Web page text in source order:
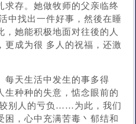
求存。她做牧师的父亲临终
中找出一件好事，然後在睡
她能积极地面对往後的人
更成为很 多人的祝福，还激
每天生活中发生的事多得
生种种的失意，惦念眼前的
别人的亏负……为此，我们
困，心中充满苦毒丶郁结和